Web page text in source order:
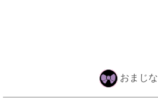
おまじ